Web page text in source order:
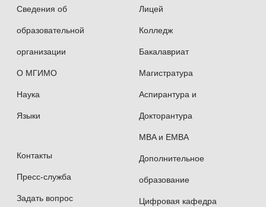
Сведения об
образовательной
организации
О МГИМО
Наука
Языки
Контакты
Пресс-служба
Задать вопрос
Лицей
Колледж
Бакалавриат
Магистратура
Аспирантура и
Докторантура
MBA и EMBA
Дополнительное
образование
Цифровая кафедра